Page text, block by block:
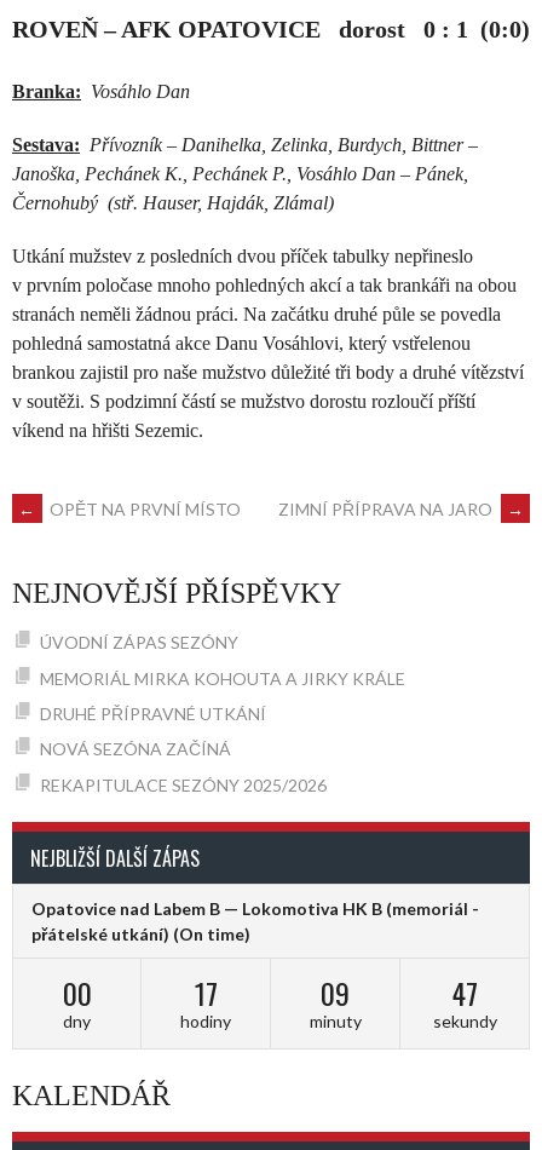
ROVEŇ – AFK OPATOVICE dorost 0 : 1 (0:0)
Branka: Vosáhlo Dan
Sestava: Přívozník – Danihelka, Zelinka, Burdych, Bittner –
Janoška, Pechánek K., Pechánek P., Vosáhlo Dan – Pánek,
Černohubý (stř. Hauser, Hajdák, Zlámal)
Utkání mužstev z posledních dvou příček tabulky nepřineslo
v prvním poločase mnoho pohledných akcí a tak brankáři na obou
stranách neměli žádnou práci. Na začátku druhé půle se povedla
pohledná samostatná akce Danu Vosáhlovi, který vstřelenou
brankou zajistil pro naše mužstvo důležité tři body a druhé vítězství
v soutěži. S podzimní částí se mužstvo dorostu rozloučí příští
víkend na hřišti Sezemic.
POST
NAVIGATION
← OPĚT NA PRVNÍ MÍSTO ZIMNÍ PŘÍPRAVA NA JARO →
NEJNOVĚJŠÍ PŘÍSPĚVKY
ÚVODNÍ ZÁPAS SEZÓNY
MEMORIÁL MIRKA KOHOUTA A JIRKY KRÁLE
DRUHÉ PŘÍPRAVNÉ UTKÁNÍ
NOVÁ SEZÓNA ZAČÍNÁ
REKAPITULACE SEZÓNY 2025/2026
NEJBLIŽŠÍ DALŠÍ ZÁPAS
Opatovice nad Labem B — Lokomotiva HK B (memoriál -
přátelské utkání) (On time)
00
dny
17
hodiny
09
minuty
47
sekundy
KALENDÁŘ